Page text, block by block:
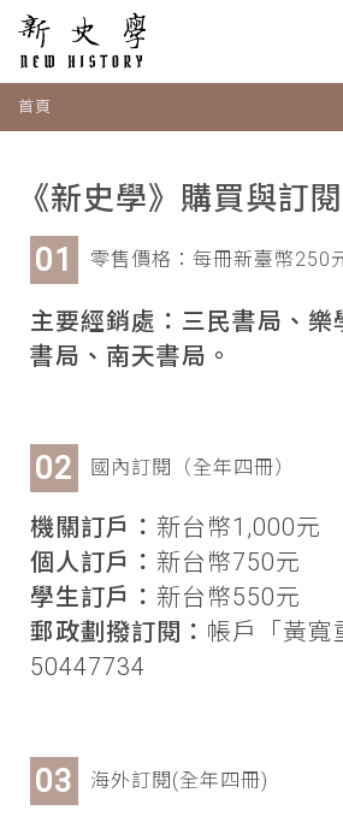
首頁
《新史學》購買與訂閱
零售價格：每冊新臺幣250
主要經銷處：三民書局、樂
書局、南天書局。
國內訂閱（全年四冊）
機關訂戶： 新台幣1,000元
個人訂戶： 新台幣750元
學生訂戶： 新台幣550元
郵政劃撥訂閱： 帳戶「黃寬
50447734
海外訂閱(全年四冊)